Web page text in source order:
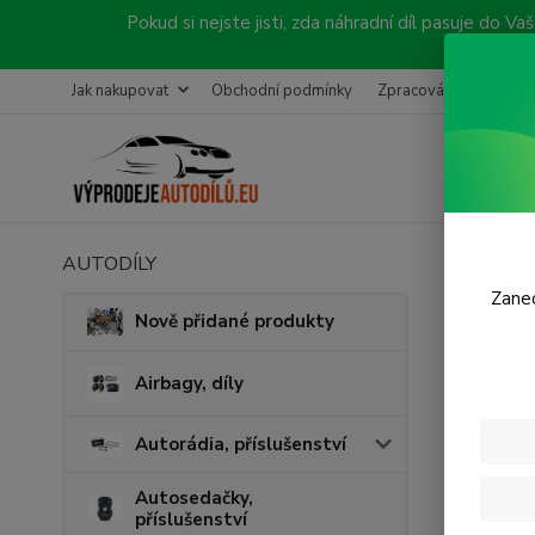
Pokud si nejste jisti, zda náhradní díl pasuje do
Jak nakupovat Obchodní podmínky Zpracování objednávky
AUTODÍLY
Nově přidané produkty
Airbagy, díly
Autorádia, příslušenství
Autosedačky,
příslušenství